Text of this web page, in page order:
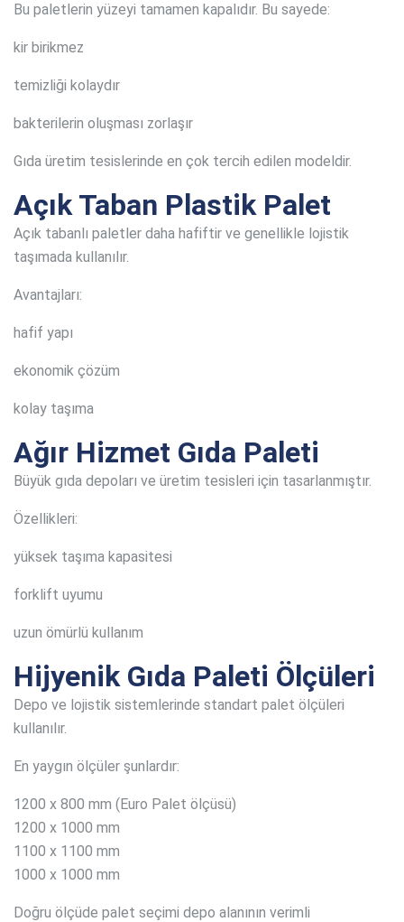
Bu paletlerin yüzeyi tamamen kapalıdır. Bu sayede:
kir birikmez
temizliği kolaydır
bakterilerin oluşması zorlaşır
Gıda üretim tesislerinde en çok tercih edilen modeldir.
Açık Taban Plastik Palet
Açık tabanlı paletler daha hafiftir ve genellikle lojistik
taşımada kullanılır.
Avantajları:
hafif yapı
ekonomik çözüm
kolay taşıma
Ağır Hizmet Gıda Paleti
Büyük gıda depoları ve üretim tesisleri için tasarlanmıştır.
Özellikleri:
yüksek taşıma kapasitesi
forklift uyumu
uzun ömürlü kullanım
Hijyenik Gıda Paleti Ölçüleri
Depo ve lojistik sistemlerinde standart palet ölçüleri
kullanılır.
En yaygın ölçüler şunlardır:
1200 x 800 mm (Euro Palet ölçüsü)
1200 x 1000 mm
1100 x 1100 mm
1000 x 1000 mm
Doğru ölçüde palet seçimi depo alanının verimli